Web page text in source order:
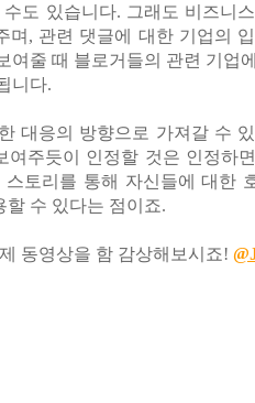
도 있습니다. 그래도 비즈니
며, 관련 댓글에 대한 기업의
여줄 때 블로거들의 관련 기업
니다.
대응의 방향으로 가져갈 수
여주듯이 인정할 것은 인정하
토리를 통해 자신들에 대한
할 수 있다는 점이죠.
동영상을 함 감상해보시죠!